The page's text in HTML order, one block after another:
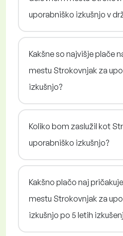
uporabniško izkušnjo v
Kakšne so najvišje plače
mestu Strokovnjak za
izkušnjo?
Koliko bom zaslužil kot
uporabniško izkušnjo?
Kakšno plačo naj
mestu Strokovnjak za
izkušnjo po 5 letih